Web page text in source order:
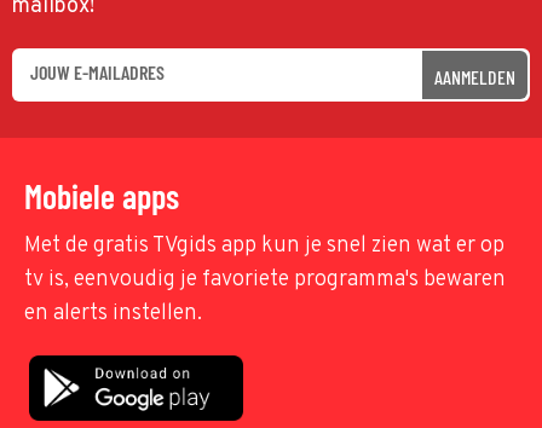
mailbox!
AANMELDEN
Mobiele apps
Met de gratis TVgids app kun je snel zien wat er op
tv is, eenvoudig je favoriete programma's bewaren
en alerts instellen.